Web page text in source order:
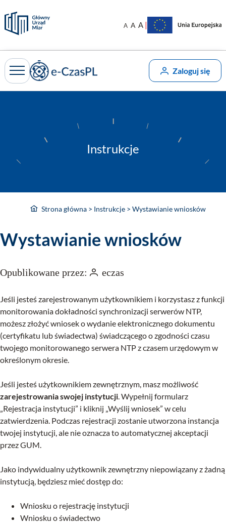
do
treści
A A A |
Zaloguj się
Instrukcje
Strona główna > Instrukcje > Wystawianie wniosków
Wystawianie wniosków
Opublikowane przez: eczas
Jeśli jesteś zarejestrowanym użytkownikiem i korzystasz z funkcji
monitorowania dokładności synchronizacji serwerów NTP,
możesz złożyć wniosek o wydanie elektronicznego dokumentu
(certyfikatu lub świadectwa) świadczącego o zgodności czasu
twojego monitorowanego serwera NTP z czasem urzędowym w
określonym okresie.
Jeśli jesteś użytkownikiem zewnętrznym, masz możliwość
zarejestrowania swojej instytucji. Wypełnij formularz
„Rejestracja instytucji” i kliknij „Wyślij wniosek” w celu
zatwierdzenia. Podczas rejestracji zostanie utworzona instancja
twojej instytucji, ale nie oznacza to automatycznej akceptacji
przez GUM.
Jako indywidualny użytkownik zewnętrzny niepowiązany z żadną
instytucją, będziesz mieć dostęp do:
Wniosku o rejestrację instytucji
Wniosku o świadectwo